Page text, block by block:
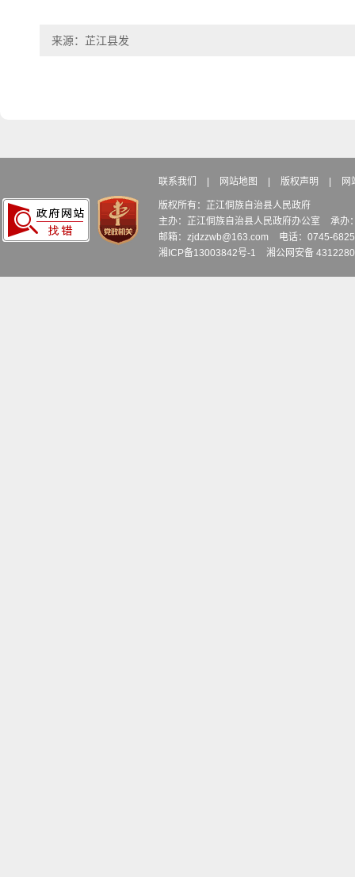
来源：芷江县发
联系我们 网站地图 版权声明 网
版权所有：芷江侗族自治县人民政府
主办：芷江侗族自治县人民政府办公室
承办
邮箱：zjdzzwb@163.com
电话：0745-
湘ICP备13003842号-1
湘公网安备